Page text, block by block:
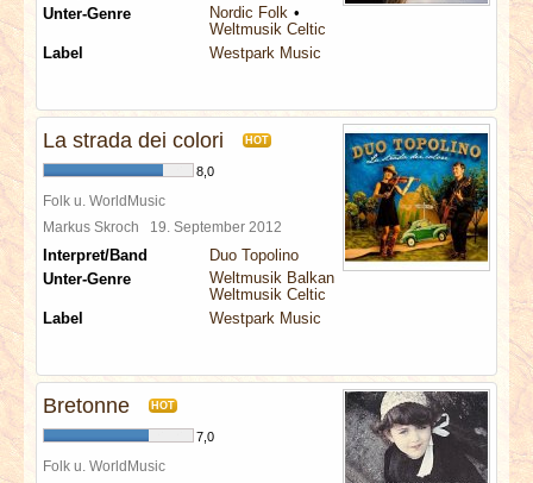
Unter-Genre
Nordic Folk
Weltmusik Celtic
Label
Westpark Music
La strada dei colori HOT
8,0
Folk u. WorldMusic
Markus Skroch 19. September 2012
Interpret/Band
Duo Topolino
Unter-Genre
Weltmusik Balkan
Weltmusik Celtic
Label
Westpark Music
Bretonne HOT
7,0
Folk u. WorldMusic